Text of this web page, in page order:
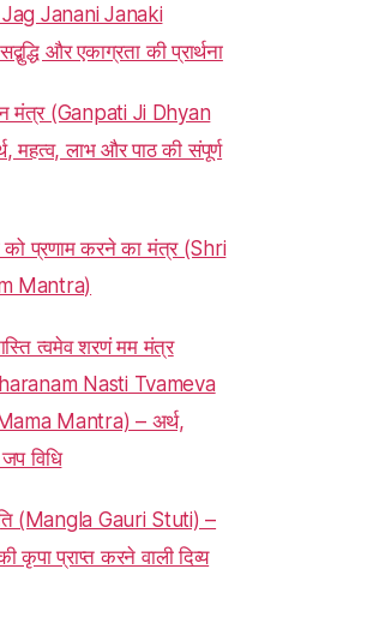
Janani Janaki
और एकाग्रता की प्रार्थना
मंत्र (Ganpati Ji Dhyan
महत्व, लाभ और पाठ की संपूर्ण
को प्रणाम करने का मंत्र (Shri
Mantra)
त्वमेव शरणं मम मंत्र
Nasti Tvameva
Mantra) – अर्थ,
विधि
(Mangla Gauri Stuti) –
कृपा प्राप्त करने वाली दिव्य